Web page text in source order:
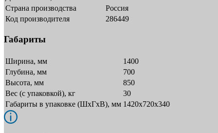
Страна производства
Россия
Код производителя
286449
Габариты
Ширина, мм
1400
Глубина, мм
700
Высота, мм
850
Вес (с упаковкой), кг
30
Габариты в упаковке (ШxГxВ), мм 1420х720х340